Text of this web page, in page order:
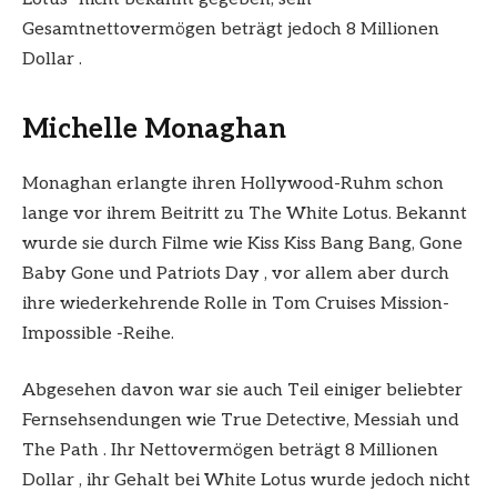
Gesamtnettovermögen beträgt jedoch 8 Millionen
Dollar .
Michelle Monaghan
Monaghan erlangte ihren Hollywood-Ruhm schon
lange vor ihrem Beitritt zu The White Lotus. Bekannt
wurde sie durch Filme wie Kiss Kiss Bang Bang, Gone
Baby Gone und Patriots Day , vor allem aber durch
ihre wiederkehrende Rolle in Tom Cruises Mission-
Impossible -Reihe.
Abgesehen davon war sie auch Teil einiger beliebter
Fernsehsendungen wie True Detective, Messiah und
The Path . Ihr Nettovermögen beträgt 8 Millionen
Dollar , ihr Gehalt bei White Lotus wurde jedoch nicht